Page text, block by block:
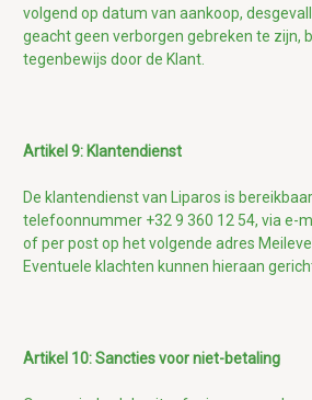
volgend op datum van aankoop,
geacht geen verborgen gebreken te zijn,
tegenbewijs door de Klant.
Artikel 9: Klantendienst
De klantendienst van Liparos is
telefoonnummer +32 9 360 12 54, via e-
of per post op het volgende adres
Eventuele klachten kunnen hieraan
Artikel 10: Sancties voor niet-betaling